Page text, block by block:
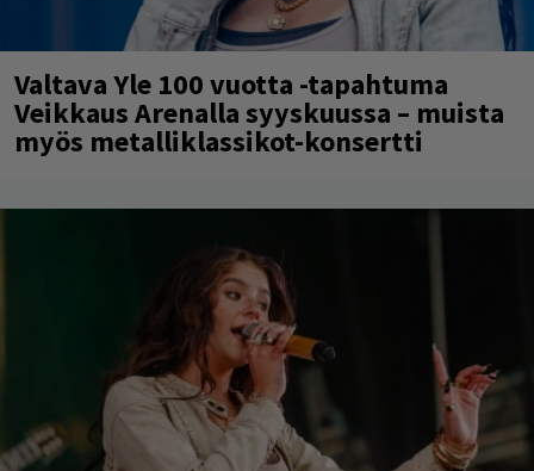
Valtava Yle 100 vuotta -tapahtuma
Veikkaus Arenalla syyskuussa – muista
myös metalliklassikot-konsertti